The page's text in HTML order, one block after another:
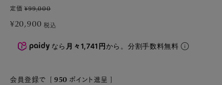
定価 ¥99,000
¥20,900 税込
なら 月々1,741円から。分割手数料無料
会員登録で [ 950 ポイント進呈 ]